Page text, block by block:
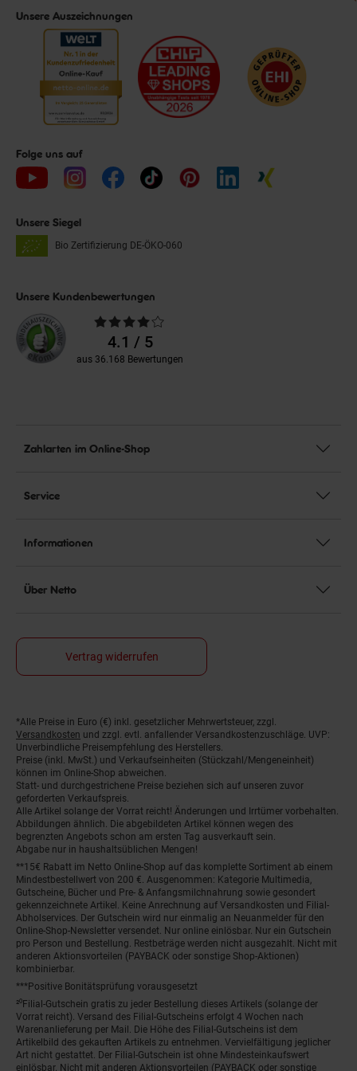
Unsere Auszeichnungen
Folge uns auf
Unsere Siegel
Bio Zertifizierung DE-ÖKO-060
Unsere Kundenbewertungen
Durchschnittliche
Bewertungen4.1 / 5
aus 36.168 Bewertungen
Zahlarten im Online-Shop
Service
Informationen
Über Netto
Vertrag widerrufen
Fußnoten
*Alle Preise in Euro (€) inkl. gesetzlicher Mehrwertsteuer, zzgl.
Versandkosten und zzgl. evtl. anfallender Versandkostenzuschläge. UVP:
Unverbindliche Preisempfehlung des Herstellers.
Preise (inkl. MwSt.) und Verkaufseinheiten (Stückzahl/Mengeneinheit)
können im Online-Shop abweichen.
Statt- und durchgestrichene Preise beziehen sich auf unseren zuvor
geforderten Verkaufspreis.
Alle Artikel solange der Vorrat reicht! Änderungen und Irrtümer vorbehalten.
Abbildungen ähnlich. Die abgebildeten Artikel können wegen des
begrenzten Angebots schon am ersten Tag ausverkauft sein.
Abgabe nur in haushaltsüblichen Mengen!
**15€ Rabatt im Netto Online-Shop auf das komplette Sortiment ab einem
Mindestbestellwert von 200 €. Ausgenommen: Kategorie Multimedia,
Gutscheine, Bücher und Pre- & Anfangsmilchnahrung sowie gesondert
gekennzeichnete Artikel. Keine Anrechnung auf Versandkosten und Filial-
Abholservices. Der Gutschein wird nur einmalig an Neuanmelder für den
Online-Shop-Newsletter versendet. Nur online einlösbar. Nur ein Gutschein
pro Person und Bestellung. Restbeträge werden nicht ausgezahlt. Nicht mit
anderen Aktionsvorteilen (PAYBACK oder sonstige Shop-Aktionen)
kombinierbar.
***Positive Bonitätsprüfung vorausgesetzt
²⁰Filial-Gutschein gratis zu jeder Bestellung dieses Artikels (solange der
Vorrat reicht). Versand des Filial-Gutscheins erfolgt 4 Wochen nach
Warenanlieferung per Mail. Die Höhe des Filial-Gutscheins ist dem
Artikelbild des gekauften Artikels zu entnehmen. Vervielfältigung jeglicher
Art nicht gestattet. Der Filial-Gutschein ist ohne Mindesteinkaufswert
einlösbar. Nicht mit anderen Aktionsvorteilen (PAYBACK oder sonstige